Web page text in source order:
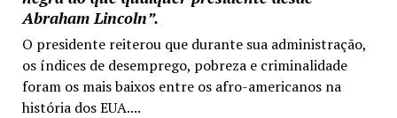
Abraham Lincoln”.
O presidente reiterou que durante sua administração,
os índices de desemprego, pobreza e criminalidade
foram os mais baixos entre os afro-americanos na
história dos EUA....